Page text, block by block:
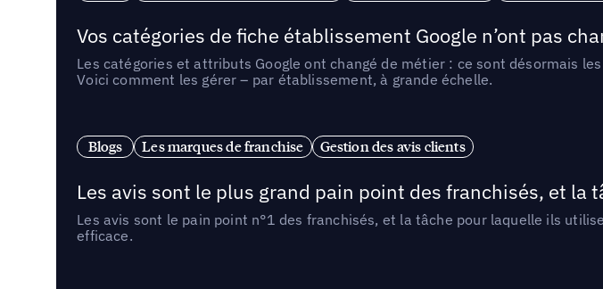
Vos catégories de fiche établissement Google n’ont pas
Les catégories et attributs Google ont changé de métier : ce sont désormais
Voici comment les gérer – par établissement, à grande échelle.
Blogs Les marques de franchise Gestion des avis clients
Les avis sont le plus grand pain point des franchisés, et
Les avis sont le pain point n°1 des franchisés, et la tâche pour laquelle ils
efficace.